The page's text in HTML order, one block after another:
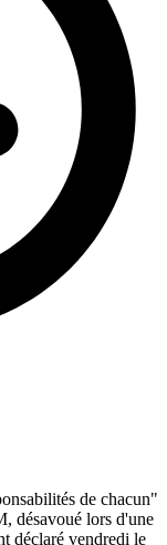
de chacun"
désavoué lors d'une
déclaré vendredi le